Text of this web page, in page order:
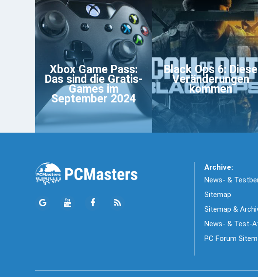
Xbox Game Pass:
Das sind die Gratis-
Games im
September 2024
Black Ops 6: Diese
Veränderungen
kommen
Archive:
News- &
Sitemap
Sitemap &
News- & Test-
PC Forum